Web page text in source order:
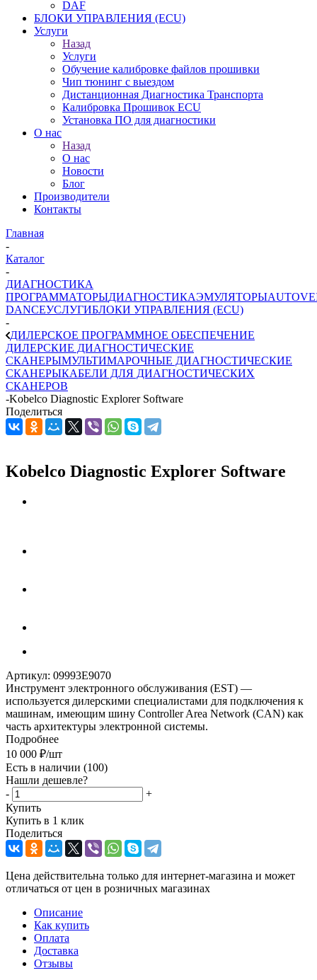
DAF
БЛОКИ УПРАВЛЕНИЯ (ECU)
Услуги
Назад
Услуги
Обучение калибровке файлов прошивки
Чип тюнинг с выездом
Дистанционная Диагностика Транспорта
Калибровка Прошивок ECU
Установка ПО для диагностики
О нас
Назад
О нас
Новости
Блог
Производители
Контакты
Главная
-
Каталог
-
ДИАГНОСТИКА
ПРОГРАММАТОРЫДИАГНОСТИКАЭМУЛЯТОРЫ
DANCEУСЛУГИБЛОКИ УПРАВЛЕНИЯ (ECU)
-
ДИЛЕРСКОЕ ПРОГРАММНОЕ ОБЕСПЕЧЕНИЕ
ДИЛЕРСКИЕ ДИАГНОСТИЧЕСКИЕ
СКАНЕРЫМУЛЬТИМАРОЧНЫЕ ДИАГНОСТИЧЕСКИЕ
СКАНЕРЫКАБЕЛИ ДЛЯ ДИАГНОСТИЧЕСКИХ
СКАНЕРОВ
-Kobelco Diagnostic Explorer Software
Поделиться
Kobelco Diagnostic Explorer Software
Артикул: 09993E9070
Инструмент электронного обслуживания (EST) —
используется дилерскими специалистами для подключения к
машинам, имеющим шину Controller Area Network (CAN) как
часть архитектуры электронной системы.
Подробнее
10 000 ₽/шт
Есть в наличии (100)
Нашли дешевле?
-
+
Купить
Купить в 1 клик
Поделиться
Цена действительна только для интернет-магазина и может
отличаться от цен в розничных магазинах
Описание
Как купить
Оплата
Доставка
Отзывы